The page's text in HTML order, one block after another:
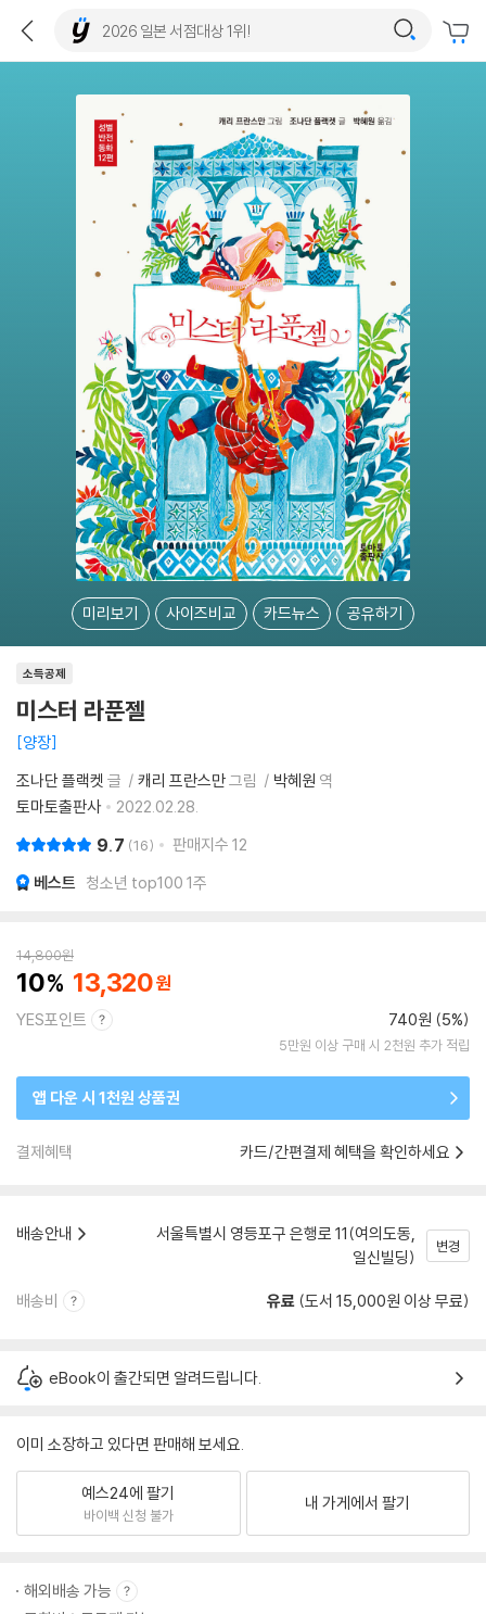
미리보기 사이즈비교 카드뉴스 공유하기
소득공제
미스터 라푼젤
양장
조나단 플랙켓 글 캐리 프란스만그림 박혜원 역
토마토출판사
2022.02.28.
9.7 16 판매지수 12
베스트 청소년 top100 1주
14,800원
10 13,320
YES포인트 740원 (5%)
5만원 이상 구매 시 2천원 추가 적립
앱 다운 시 1천원 상품권
결제혜택 카드/간편결제 혜택을 확인하세요
배송안내
서울특별시 영등포구 은행로 11(여의도동,
일신빌딩)
변경
배송비 유료 (도서 15,000원 이상 무료)
eBook이 출간되면 알려드립니다.
이미 소장하고 있다면 판매해 보세요.
예스24에 팔기
바이백 신청 불가
내 가게에서 팔기
해외배송 가능